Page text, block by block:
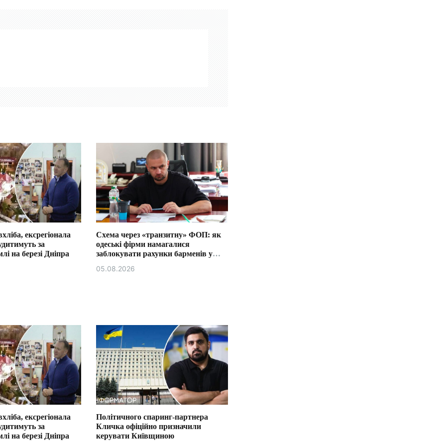
ексрегіонала
за
на березі Дніпра
Схема через «транзитну» ФОП: як
одеські фірми намагалися
заблокувати рахунки барменів у
05.08.2026
ексрегіонала
за
на березі Дніпра
Політичного спаринг-партнера
Кличка офіційно призначили
керувати Київщиною